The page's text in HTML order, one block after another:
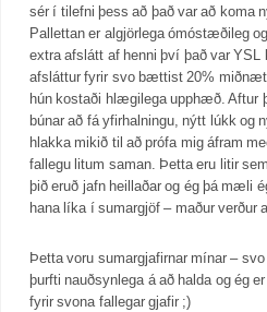
sér í tilefni þess að það var að koma
Pallettan er algjörlega ómóstæðileg
extra afslátt af henni því það var
afsláttur fyrir svo bættist 20%
hún kostaði hlægilega upphæð. Aftur
búnar að fá yfirhalningu, nýtt lúkk og
hlakka mikið til að prófa mig áfram
fallegu litum saman. Þetta eru litir
þið eruð jafn heillaðar og ég þá mæli
hana líka í sumargjöf – maður verður
Þetta voru sumargjafirnar mínar –
þurfti nauðsynlega á að halda og ég
fyrir svona fallegar gjafir ;)